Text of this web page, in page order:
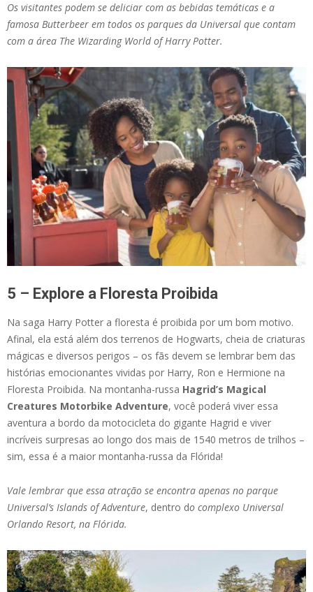
Os visitantes podem se deliciar com as bebidas temáticas e a
famosa Butterbeer em todos os parques da Universal que contam
com a área The Wizarding World of Harry Potter.
5 – Explore a Floresta Proibida
Na saga Harry Potter a floresta é proibida por um bom motivo.
Afinal, ela está além dos terrenos de Hogwarts, cheia de criaturas
mágicas e diversos perigos – os fãs devem se lembrar bem das
histórias emocionantes vividas por Harry, Ron e Hermione na
Floresta Proibida. Na montanha-russa Hagrid’s Magical
Creatures Motorbike Adventure, você poderá viver essa
aventura a bordo da motocicleta do gigante Hagrid e viver
incríveis surpresas ao longo dos mais de 1540 metros de trilhos –
sim, essa é a maior montanha-russa da Flórida!
Vale lembrar que essa atração se encontra apenas no parque
Universal’s Islands of Adventure, dentro do complexo Universal
Orlando Resort, na Flórida.